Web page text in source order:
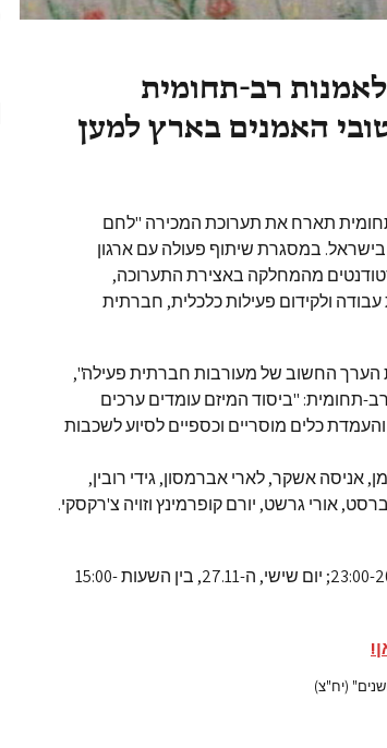
המחלקה לאמנות רב-תחומית
האמנים בארץ למען
תארח את תערוכת המכירה "לחם
בישראל. במסגרת שיתוף פעולה עם ארגון
מהמחלקה באצירת התערוכה,
ולקידום פעילות כלכלית, חברתית
הערך החשוב של מעורבות חברתית פעילה",
תחומית: "ביסוד המיזם עומדים ערכים
כלים מוסריים וכספיים לסיוע לשכבות
אניסה אשקר, לארי אברמסון, גידי רובין,
אורי גרשט, יורם קופרמינץ וזויה צ'רקסקי.
שעות הפתיחה: יום חמישי, ה-26.11, בין השעות 23:00-20:00; יום שישי, ה-27.11, בין השעות 15:00-
(יח"צ)